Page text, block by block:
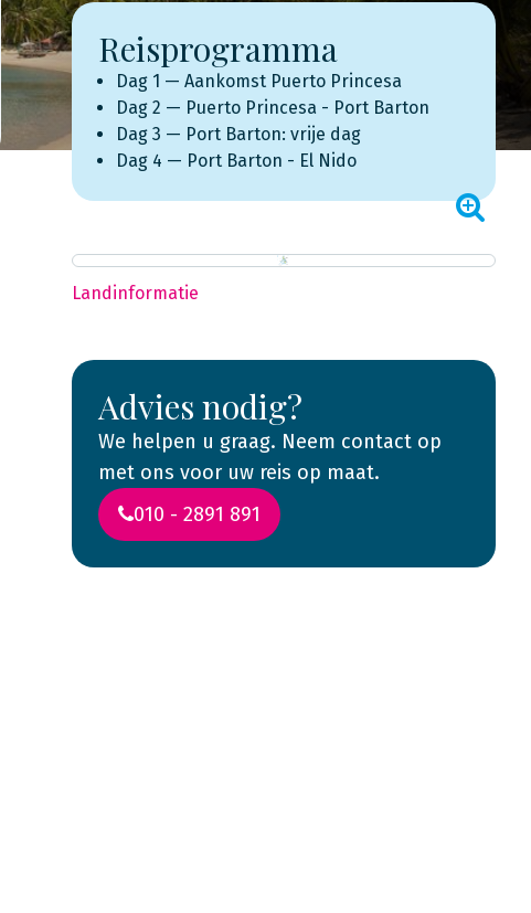
Reisprogramma
Dag 1 — Aankomst Puerto Princesa
Dag 2 — Puerto Princesa - Port Barton
Dag 3 — Port Barton: vrije dag
Dag 4 — Port Barton - El Nido
Landinformatie
Advies nodig?
We helpen u graag. Neem contact op
met ons voor uw reis op maat.
010 - 2891 891